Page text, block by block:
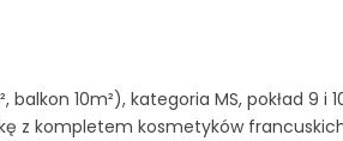
10m²), kategoria MS, pokład 9 i
z kompletem kosmetyków